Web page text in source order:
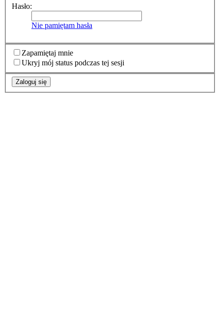
Hasło:
Nie pamiętam hasła
Zapamiętaj mnie
Ukryj mój status podczas tej sesji